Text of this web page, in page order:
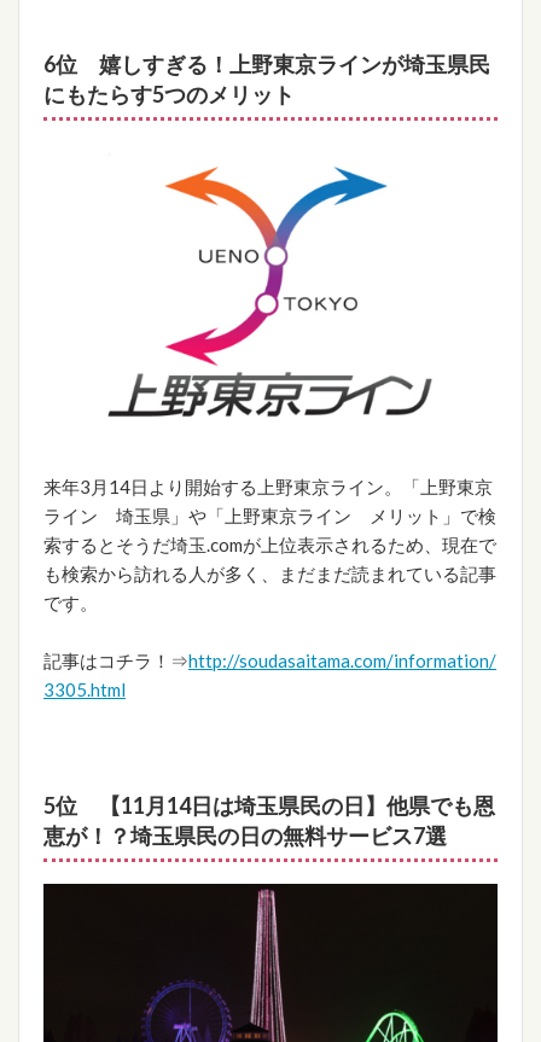
6位 嬉しすぎる！上野東京ラインが埼玉県民
にもたらす5つのメリット
来年3月14日より開始する上野東京ライン。「上野東京
ライン 埼玉県」や「上野東京ライン メリット」で検
索するとそうだ埼玉.comが上位表示されるため、現在で
も検索から訪れる人が多く、まだまだ読まれている記事
です。
記事はコチラ！⇒http://soudasaitama.com/information/
3305.html
5位 【11月14日は埼玉県民の日】他県でも恩
恵が！？埼玉県民の日の無料サービス7選